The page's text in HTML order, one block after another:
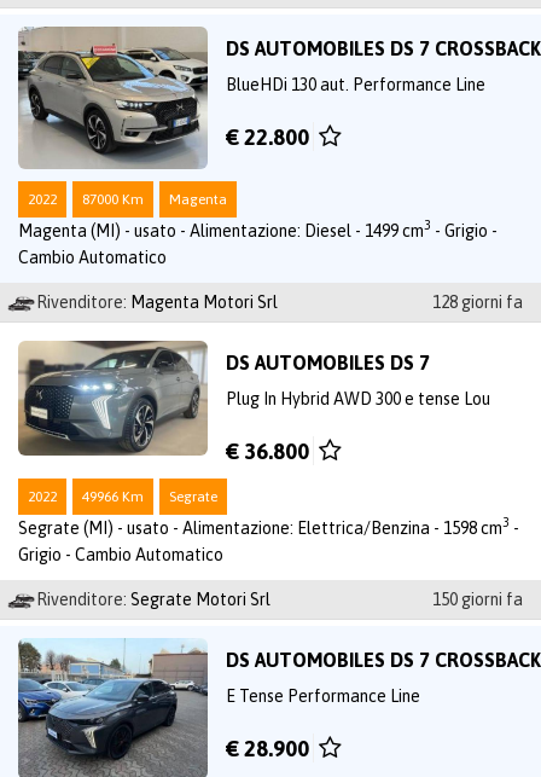
DS AUTOMOBILES DS 7 CROSSBACK
BlueHDi 130 aut. Performance Line
€ 22.800
2022 87000 Km Magenta
Magenta (MI) - usato - Alimentazione: Diesel - 1499 cm3 - Grigio -
Cambio Automatico
Rivenditore: Magenta Motori Srl 128 giorni fa
DS AUTOMOBILES DS 7
Plug In Hybrid AWD 300 e tense Lou
€ 36.800
2022 49966 Km Segrate
Segrate (MI) - usato - Alimentazione: Elettrica/Benzina - 1598 cm3 -
Grigio - Cambio Automatico
Rivenditore: Segrate Motori Srl 150 giorni fa
DS AUTOMOBILES DS 7 CROSSBACK
E Tense Performance Line
€ 28.900